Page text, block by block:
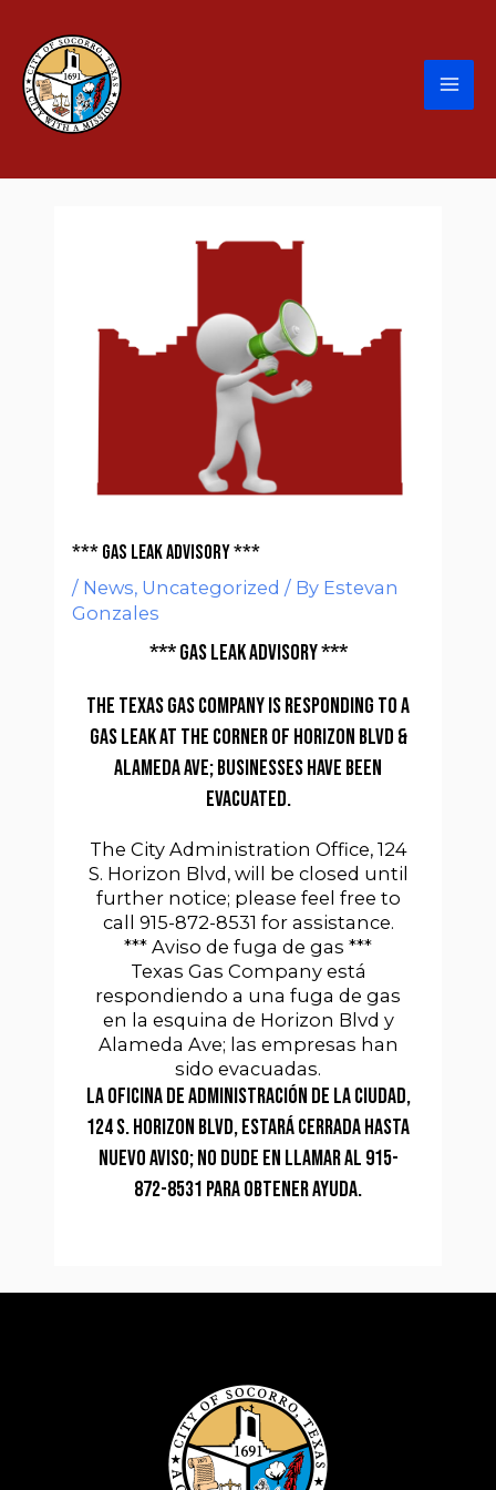
*** Gas Leak Advisory ***
/ News, Uncategorized / By Estevan
Gonzales
*** Gas Leak Advisory ***
The Texas Gas Company is responding to a
gas leak at the corner of Horizon Blvd &
Alameda Ave; businesses have been
evacuated.
The City Administration Office, 124
S. Horizon Blvd, will be closed until
further notice; please feel free to
call 915-872-8531 for assistance.
*** Aviso de fuga de gas ***
Texas Gas Company está
respondiendo a una fuga de gas
en la esquina de Horizon Blvd y
Alameda Ave; las empresas han
sido evacuadas.
La Oficina de Administración de la Ciudad,
124 S. Horizon Blvd, estará cerrada hasta
nuevo aviso; no dude en llamar al 915-
872-8531 para obtener ayuda.